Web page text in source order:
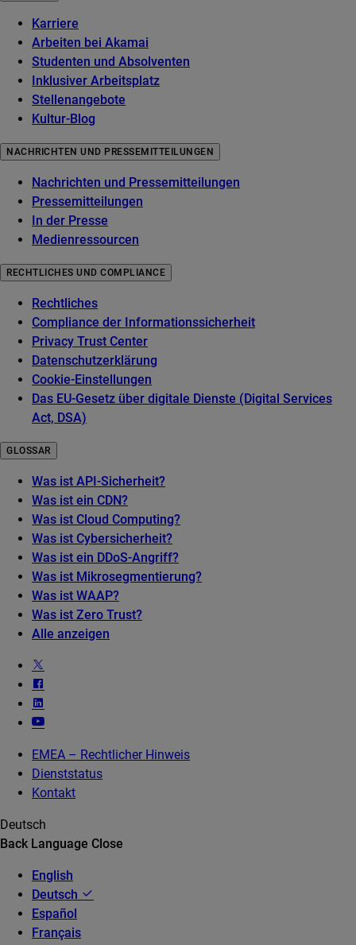
Karriere
Arbeiten bei Akamai
Studenten und Absolventen
Inklusiver Arbeitsplatz
Stellenangebote
Kultur-Blog
NACHRICHTEN UND PRESSEMITTEILUNGEN
Nachrichten und Pressemitteilungen
Pressemitteilungen
In der Presse
Medienressourcen
RECHTLICHES UND COMPLIANCE
Rechtliches
Compliance der Informationssicherheit
Privacy Trust Center
Datenschutzerklärung
Cookie-Einstellungen
Das EU-Gesetz über digitale Dienste (Digital Services
Act, DSA)
GLOSSAR
Was ist API-Sicherheit?
Was ist ein CDN?
Was ist Cloud Computing?
Was ist Cybersicherheit?
Was ist ein DDoS-Angriff?
Was ist Mikrosegmentierung?
Was ist WAAP?
Was ist Zero Trust?
Alle anzeigen
EMEA – Rechtlicher Hinweis
Dienststatus
Kontakt
Deutsch
Back Language Close
English
Deutsch
Español
Français